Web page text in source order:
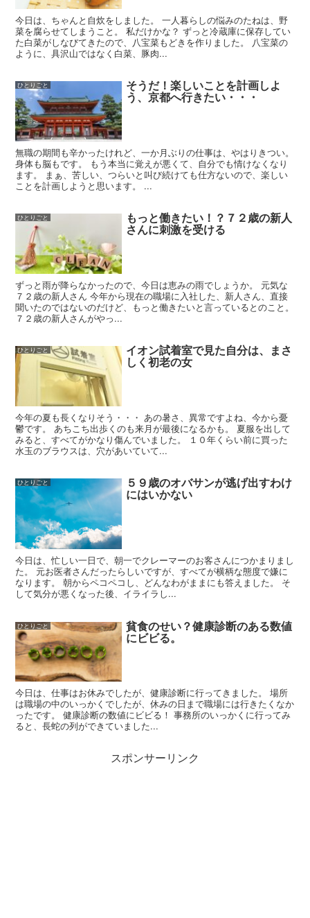
今日は、ちゃんと自炊をしました。 一人暮らしの悩みのたねは、野
菜を腐らせてしまうこと。 私だけかな？ ずっと冷蔵庫に保存してい
た白菜がしなびてきたので、八宝菜もどきを作りました。 八宝菜の
ように、具沢山ではなく白菜、豚肉...
ひとりごと そうだ！楽しいことを計画しよ
う、京都へ行きたい・・・
無職の期間も辛かったけれど、一か月ぶりの仕事は、やはりきつい。
身体も脳もです。 もう本当に覚えが悪くて、自分でも情けなくなり
ます。 まぁ、苦しい、つらいと叫び続けても仕方ないので、楽しい
ことを計画しようと思います。 ...
ひとりごと もっと働きたい！？７２歳の新人
さんに刺激を受ける
ずっと雨が降らなかったので、今日は恵みの雨でしょうか。 元気な
７２歳の新人さん 今年から現在の職場に入社した、新人さん、直接
聞いたのではないのだけど、もっと働きたいと言っているとのこと。
７２歳の新人さんがやっ...
ひとりごと イオン試着室で見た自分は、まさ
しく初老の女
今年の夏も長くなりそう・・・ あの暑さ、異常ですよね、今から憂
鬱です。 あちこち出歩くのも来月が最後になるかも。 夏服を出して
みると、すべてがかなり傷んでいました。 １０年くらい前に買った
水玉のブラウスは、穴があいていて...
ひとりごと ５９歳のオバサンが逃げ出すわけ
にはいかない
今日は、忙しい一日で、朝一でクレーマーのお客さんにつかまりまし
た。 元お医者さんだったらしいですが、すべてが横柄な態度で嫌に
なります。 朝からペコペコし、どんなわがままにも答えました。 そ
して気分が悪くなった後、イライラし...
ひとりごと 貧食のせい？健康診断のある数値
にビビる。
今日は、仕事はお休みでしたが、健康診断に行ってきました。 場所
は職場の中のいっかくでしたが、休みの日まで職場には行きたくなか
ったです。 健康診断の数値にビビる！ 事務所のいっかくに行ってみ
ると、長蛇の列ができていました...
スポンサーリンク